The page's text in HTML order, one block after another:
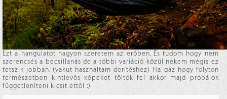
Ezt a hangulatot nagyon szeretem az erőben. És tudom hogy nem
szerencsés a becsillanás de a többi variáció közül nekem mégis ez
tetszik jobban. (vakut használtam derítéshez) Ha gáz hogy folyton
természetben kintlevős képeket töltök fel akkor majd próbálok
függetleníteni kicsit ettől :)